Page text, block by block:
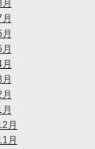
月
月